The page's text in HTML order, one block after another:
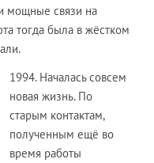
мощные связи на
тогда была в жёстком
1994. Началась совсем
новая жизнь. По
старым контактам,
полученным ещё во
время работы